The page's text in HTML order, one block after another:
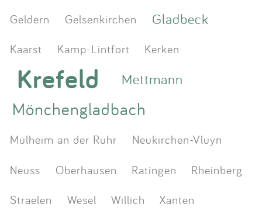
Geldern Gelsenkirchen Gladbeck
Kaarst Kamp-Lintfort Kerken
Krefeld Mettmann
Mönchengladbach
Mülheim an der Ruhr
Neukirchen-Vluyn
Neuss
Oberhausen Ratingen
Rheinberg
Straelen
Wesel Willich Xanten